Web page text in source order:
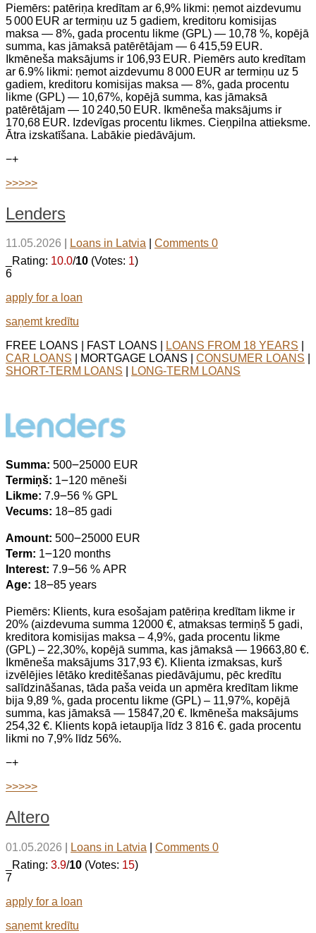
Piemērs: patēriņa kredītam ar 6,9% likmi: ņemot aizdevumu
5 000 EUR ar termiņu uz 5 gadiem, kreditoru komisijas
maksa — 8%, gada procentu likme (GPL) — 10,78 %, kopējā
summa, kas jāmaksā patērētājam — 6 415,59 EUR.
Ikmēneša maksājums ir 106,93 EUR. Piemērs auto kredītam
ar 6.9% likmi: ņemot aizdevumu 8 000 EUR ar termiņu uz 5
gadiem, kreditoru komisijas maksa — 8%, gada procentu
likme (GPL) — 10,67%, kopējā summa, kas jāmaksā
patērētājam — 10 240,50 EUR. Ikmēneša maksājums ir
170,68 EUR. Izdevīgas procentu likmes. Cieņpilna attieksme.
Ātra izskatīšana. Labākie piedāvājum.
−+
>>>>>
Lenders
11.05.2026 Loans in Latvia
Comments 0
_Rating: 10.0/10 (Votes: 1)
6
apply for a loan
saņemt kredītu
FREE LOANS | FAST LOANS |
LOANS FROM 18 YEARS
CAR LOANS | MORTGAGE LOANS | CONSUMER LOANS
SHORT-TERM LOANS
LONG-TERM LOANS
Summa: 500౼25000 EUR
Termiņš: 1౼120 mēneši
Likme: 7.9౼56 % GPL
Vecums: 18౼85 gadi
Amount: 500౼25000 EUR
Term: 1౼120 months
Interest: 7.9౼56 % APR
Age: 18౼85 years
Piemērs: Klients, kura esošajam patēriņa kredītam likme ir
20% (aizdevuma summa 12000 €, atmaksas termiņš 5 gadi,
kreditora komisijas maksa – 4,9%, gada procentu likme
(GPL) – 22,30%, kopējā summa, kas jāmaksā — 19663,80 €.
Ikmēneša maksājums 317,93 €). Klienta izmaksas, kurš
izvēlējies lētāko kreditēšanas piedāvājumu, pēc kredītu
salīdzināšanas, tāda paša veida un apmēra kredītam likme
bija 9,89 %, gada procentu likme (GPL) – 11,97%, kopējā
summa, kas jāmaksā — 15847,20 €. Ikmēneša maksājums
254,32 €. Klients kopā ietaupīja līdz 3 816 €. gada procentu
likmi no 7,9% līdz 56%.
−+
>>>>>
Altero
01.05.2026 Loans in Latvia
Comments 0
_Rating: 3.9/10 (Votes: 15)
7
apply for a loan
saņemt kredītu